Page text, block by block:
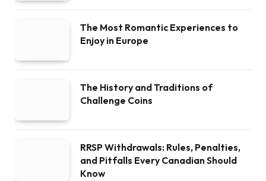
The Most Romantic Experiences to
Enjoy in Europe
The History and Traditions of
Challenge Coins
RRSP Withdrawals: Rules, Penalties,
and Pitfalls Every Canadian Should
Know